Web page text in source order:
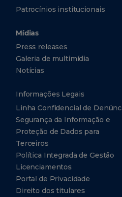
Patrocínios institucionais
Mídias
Press releases
Galeria de multimídia
Notícias
Informações Legais
Linha Confidencial de
Segurança da Informação e
Proteção de Dados para
Terceiros
Política Integrada de Gestão
Licenciamentos
Portal de Privacidade
Direito dos titulares